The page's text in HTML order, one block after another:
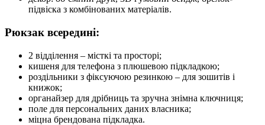
підвіска з комбінованих матеріалів.
Рюкзак всередині:
2 відділення – місткі та просторі;
кишеня для телефона з плюшевою підкладкою;
роздільники з фіксуючою резинкою – для зошитів і
книжок;
органайзер для дрібниць та зручна знімна ключниця;
поле для персональних даних власника;
міцна брендована підкладка.